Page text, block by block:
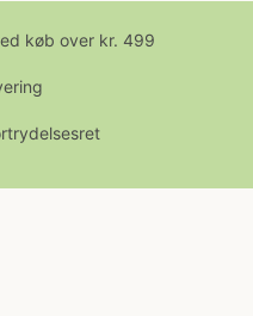
køb over kr. 499